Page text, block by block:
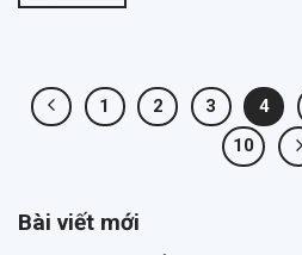
1 2 3 4
10
Bài viết mới